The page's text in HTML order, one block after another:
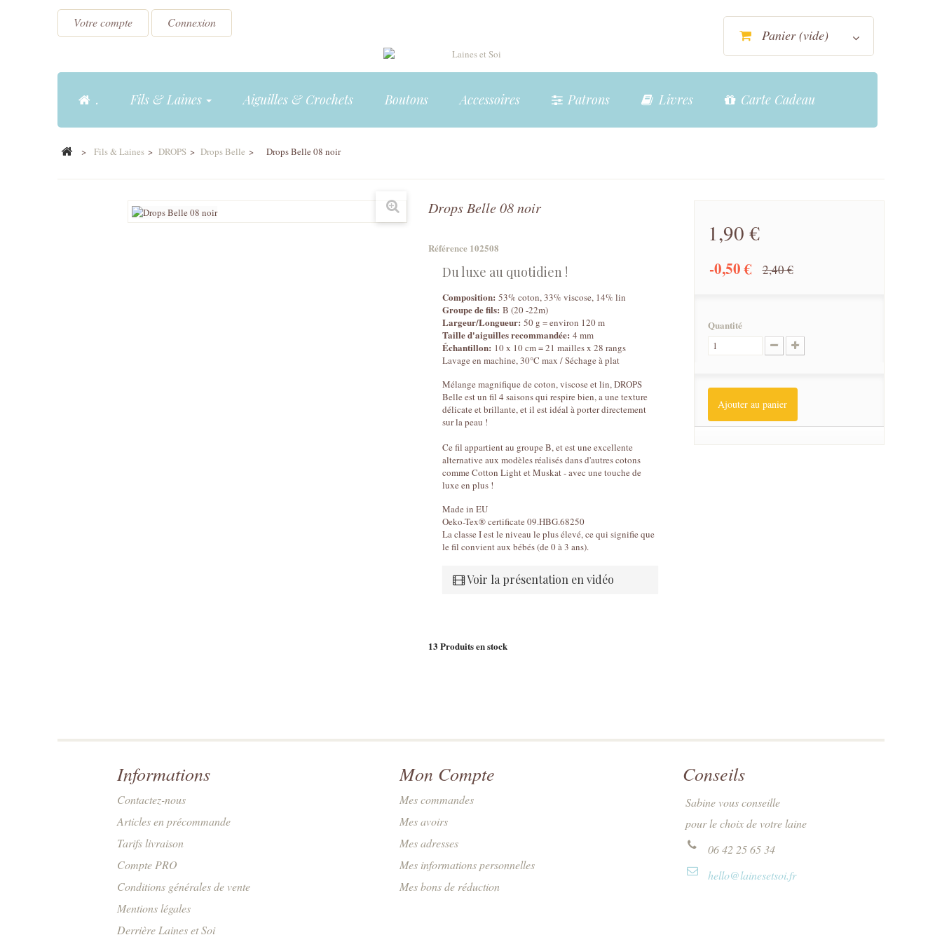
Votre compte Connexion
Panier (vide)
. Fils & Laines Aiguilles & Crochets Boutons Accessoires Patrons Livres Carte Cadeau
> Fils & Laines > DROPS > Drops Belle > Drops Belle 08 noir
Drops Belle 08 noir
Référence 102508
Du luxe au quotidien !
Composition: 53% coton, 33% viscose, 14% lin
Groupe de fils: B (20 -22m)
Largeur/Longueur: 50 g = environ 120 m
Taille d'aiguilles recommandée: 4 mm
Échantillon: 10 x 10 cm = 21 mailles x 28 rangs
Lavage en machine, 30°C max / Séchage à plat
Mélange magnifique de coton, viscose et lin, DROPS
Belle est un fil 4 saisons qui respire bien, a une texture
délicate et brillante, et il est idéal à porter directement
sur la peau !
Ce fil appartient au groupe B, et est une excellente
alternative aux modèles réalisés dans d'autres cotons
comme Cotton Light et Muskat - avec une touche de
luxe en plus !
Made in EU
Oeko-Tex® certificate 09.HBG.68250
La classe I est le niveau le plus élevé, ce qui signifie que
le fil convient aux bébés (de 0 à 3 ans).
Voir la présentation en vidéo
13 Produits en stock
1,90 €
-0,50 € 2,40 €
Quantité
Ajouter au panier
Informations
Contactez-nous
Articles en précommande
Tarifs livraison
Compte PRO
Conditions générales de vente
Mentions légales
Derrière Laines et Soi
Mon Compte
Mes commandes
Mes avoirs
Mes adresses
Mes informations personnelles
Mes bons de réduction
Conseils
Sabine vous conseille
pour le choix de votre laine
06 42 25 65 34
hello@lainesetsoi.fr